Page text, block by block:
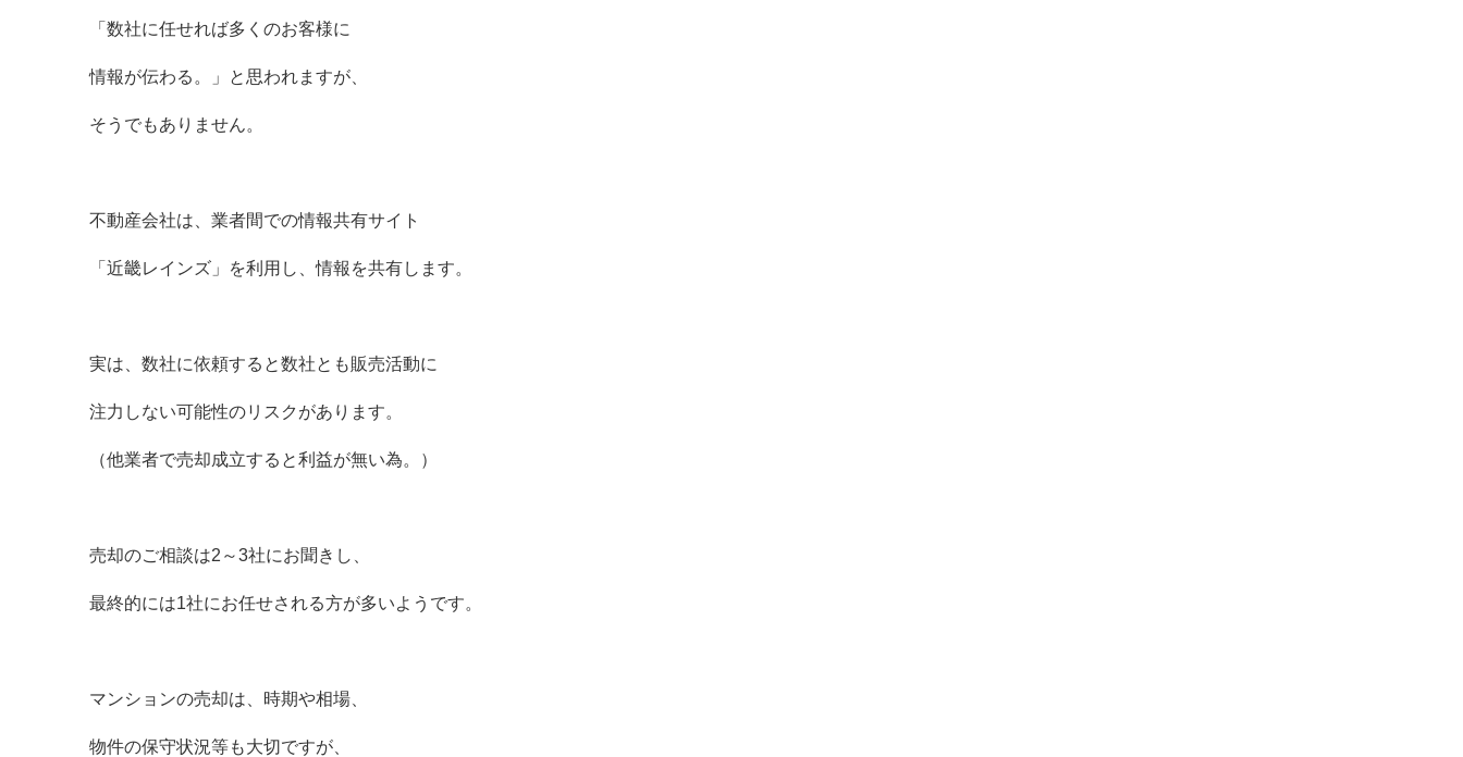
「数社に任せれば多くのお客様に
情報が伝わる。」と思われますが、
そうでもありません。
不動産会社は、業者間での情報共有サイト
「近畿レインズ」を利用し、情報を共有します。
実は、数社に依頼すると数社とも販売活動に
注力しない可能性のリスクがあります。
（他業者で売却成立すると利益が無い為。）
売却のご相談は2～3社にお聞きし、
最終的には1社にお任せされる方が多いようです。
マンションの売却は、時期や相場、
物件の保守状況等も大切ですが、